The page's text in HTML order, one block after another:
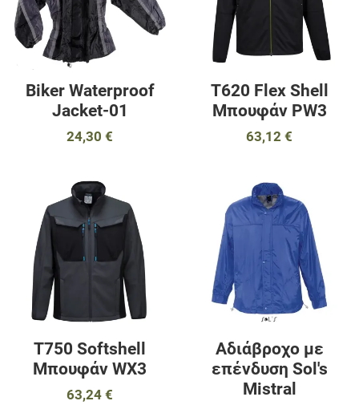
Biker Waterproof
Jacket-01
24,30 €
T620 Flex Shell
Μπουφάν PW3
63,12 €
Προσθήκη στα αγαπημένα
Προσθήκη για σύγκριση
Γρήγορη ματιά
T750 Softshell
Μπουφάν WX3
63,24 €
Αδιάβροχο με
επένδυση Sol's
Mistral